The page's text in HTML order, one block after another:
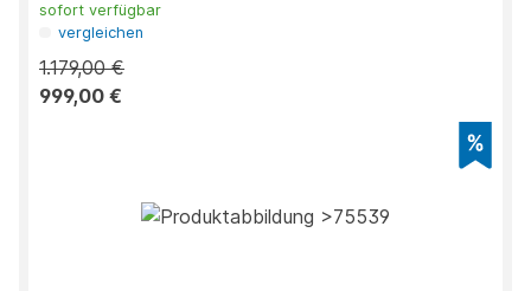
sofort verfügbar
vergleichen
1.179,00 €
999,00 €